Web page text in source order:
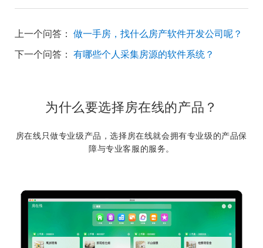
上一个问答： 做一手房，找什么房产软件开发公司呢？
下一个问答： 有哪些个人采集房源的软件系统？
为什么要选择房在线的产品？
房在线只做专业级产品，选择房在线就会拥有专业级的产品保
障与专业客服的服务。